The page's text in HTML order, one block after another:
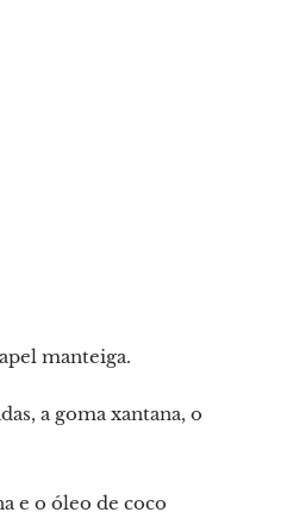
manteiga.
a goma xantana, o
e o óleo de coco